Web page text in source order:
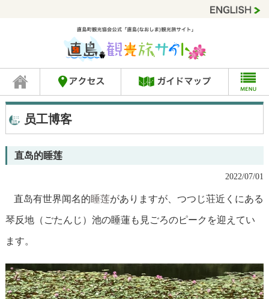
员工博客
直岛的睡莲
2022/07/01
直岛有世界闻名的睡莲がありますが、つつじ荘近くにある
琴反地（ごたんじ）池の睡蓮も見ごろのピークを迎えてい
ます。